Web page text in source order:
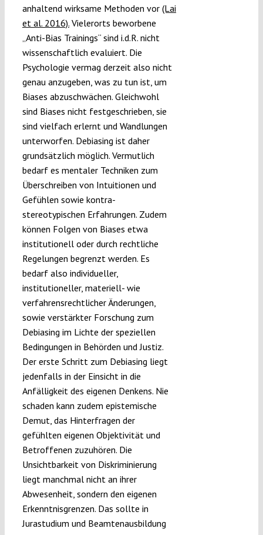
anhaltend wirksame Methoden vor (Lai
et al. 2016).Vielerorts beworbene
„Anti-Bias Trainings“ sind i.d.R. nicht
wissenschaftlich evaluiert. Die
Psychologie vermag derzeit also nicht
genau anzugeben, was zu tun ist, um
Biases abzuschwächen. Gleichwohl
sind Biases nicht festgeschrieben, sie
sind vielfach erlernt und Wandlungen
unterworfen. Debiasing ist daher
grundsätzlich möglich. Vermutlich
bedarf es mentaler Techniken zum
Überschreiben von Intuitionen und
Gefühlen sowie kontra-
stereotypischen Erfahrungen. Zudem
können Folgen von Biases etwa
institutionell oder durch rechtliche
Regelungen begrenzt werden. Es
bedarf also individueller,
institutioneller, materiell- wie
verfahrensrechtlicher Änderungen,
sowie verstärkter Forschung zum
Debiasing im Lichte der speziellen
Bedingungen in Behörden und Justiz.
Der erste Schritt zum Debiasing liegt
jedenfalls in der Einsicht in die
Anfälligkeit des eigenen Denkens. Nie
schaden kann zudem epistemische
Demut, das Hinterfragen der
gefühlten eigenen Objektivität und
Betroffenen zuzuhören. Die
Unsichtbarkeit von Diskriminierung
liegt manchmal nicht an ihrer
Abwesenheit, sondern den eigenen
Erkenntnisgrenzen. Das sollte in
Jurastudium und Beamtenausbildung